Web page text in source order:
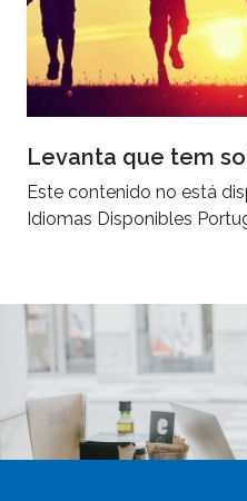
Levanta que tem
Este contenido no está
Idiomas Disponibles